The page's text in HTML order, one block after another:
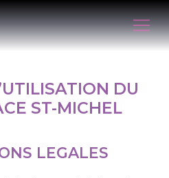
DU
ST-MICHEL
LEGALES